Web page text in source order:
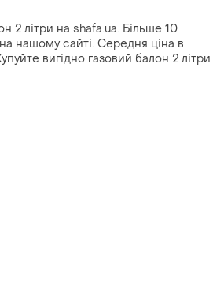
2 літри на shafa.ua. Більше 10
нашому сайті. Середня ціна в
вигідно газовий балон 2 літри